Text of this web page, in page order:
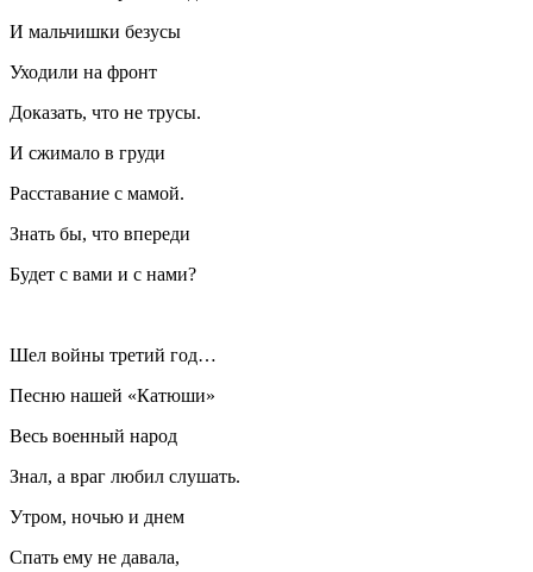
И мальчишки безусы
Уходили на фронт
Доказать, что не трусы.
И сжимало в груди
Расставание с мамой.
Знать бы, что впереди
Будет с вами и с нами?
Шел войны третий год…
Песню нашей «Катюши»
Весь военный народ
Знал, а враг любил слушать.
Утром, ночью и днем
Спать ему не давала,